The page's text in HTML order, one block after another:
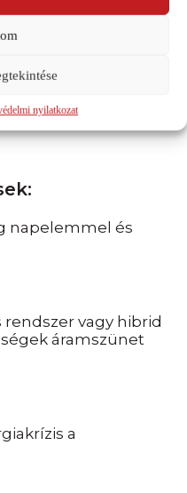
függ. Nehéz
napelemmel és
vagy hibrid
áramszünet
a